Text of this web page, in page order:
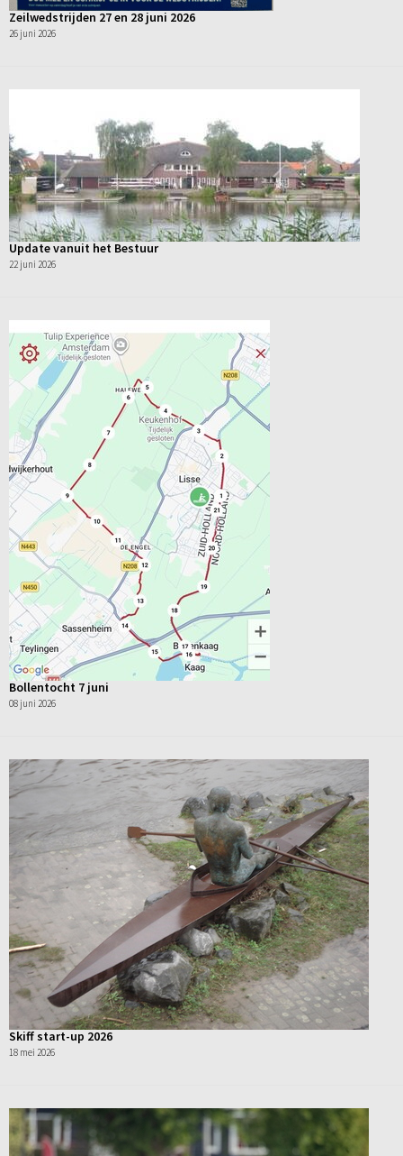
Zeilwedstrijden 27 en 28 juni 2026
26 juni 2026
Update vanuit het Bestuur
22 juni 2026
Bollentocht 7 juni
08 juni 2026
Skiff start-up 2026
18 mei 2026